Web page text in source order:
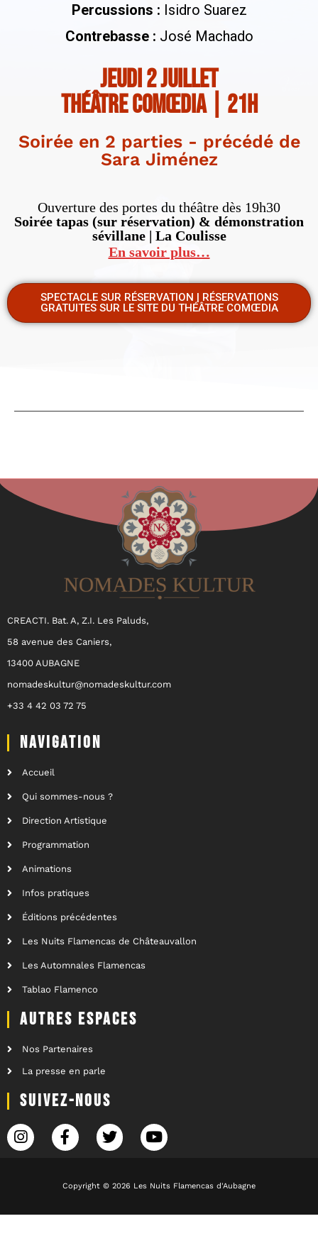
Percussions : Isidro Suarez
Contrebasse : José Machado
jeudi 2 juillet
théâtre comœdia | 21h
Soirée en 2 parties - précédé de
Sara Jiménez
Ouverture des portes du théâtre dès 19h30
Soirée tapas (sur réservation) & démonstration
sévillane | La Coulisse
En savoir plus…
SPECTACLE SUR RÉSERVATION | RÉSERVATIONS
GRATUITES SUR LE SITE DU THÉÂTRE COMŒDIA
CREACTI. Bat. A, Z.I. Les Paluds,
58 avenue des Caniers,
13400 AUBAGNE
nomadeskultur@nomadeskultur.com
+33 4 42 03 72 75
NAVIGATION
Accueil
Qui sommes-nous ?
Direction Artistique
Programmation
Animations
Infos pratiques
Éditions précédentes
Les Nuits Flamencas de Châteauvallon
Les Automnales Flamencas
Tablao Flamenco
AUTRES ESPACES
Nos Partenaires
La presse en parle
SUIVEZ-NOUS
Copyright © 2026 Les Nuits Flamencas d'Aubagne